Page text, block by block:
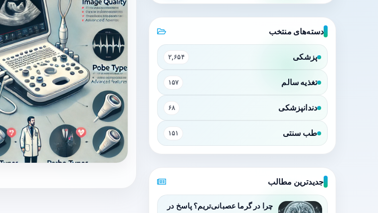
دسته‌های منتخب
پزشکی ۲,۶۵۴
تغذیه سالم ۱۵۷
دندانپزشکی ۶۸
طب سنتی ۱۵۱
جدیدترین مطالب
چرا در گرما عصبانی‌تریم؟ پاسخ در